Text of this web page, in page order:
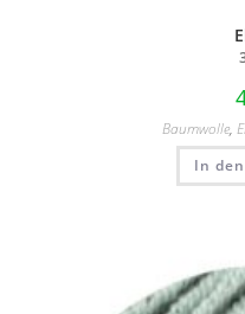
Baumwolle,
In